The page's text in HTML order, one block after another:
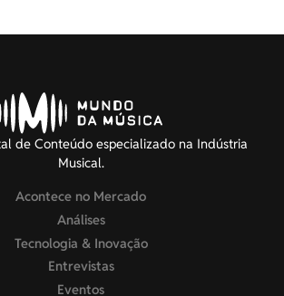
de Conteúdo especializado na Indústria
Musical.
Acontece no Mercado
Análises
Tecnologia & Inovação
Entrevistas
Eventos